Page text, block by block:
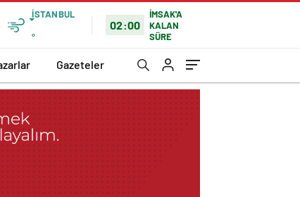
İSTANBUL
°
02:00
İMSAK'A
KALAN
SÜRE
Gazeteler